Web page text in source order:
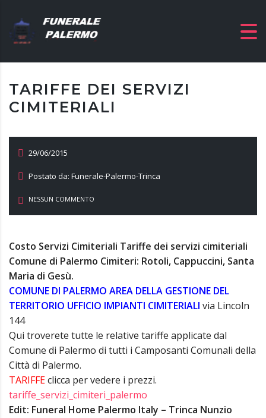
TARIFFE DEI SERVIZI
CIMITERIALI
29/06/2015
Postato da: Funerale-Palermo-Trinca
NESSUN COMMENTO
Costo Servizi Cimiteriali Tariffe dei servizi cimiteriali
Comune di Palermo Cimiteri: Rotoli, Cappuccini, Santa
Maria di Gesù.
COMUNE DI PALERMO AREA DELLA GESTIONE DEL
TERRITORIO UFFICIO IMPIANTI CIMITERIALI via Lincoln
144
Qui troverete tutte le relative tariffe applicate dal
Comune di Palermo di tutti i Camposanti Comunali della
Città di Palermo.
TARIFFEclicca per vedere i prezzi.
tariffe_servizi_cimiteri_palermo
Edit: Funeral Home Palermo Italy – Trinca Nunzio